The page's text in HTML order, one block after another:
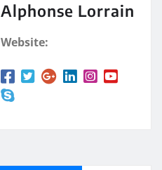
Alphonse Lorrain
Website: